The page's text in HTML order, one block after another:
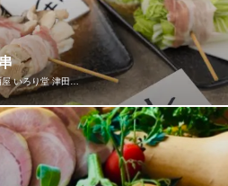
屋 いろり堂 津田…
提供致します。定番の串からその
した創作野菜巻き串もございま
の一品です。